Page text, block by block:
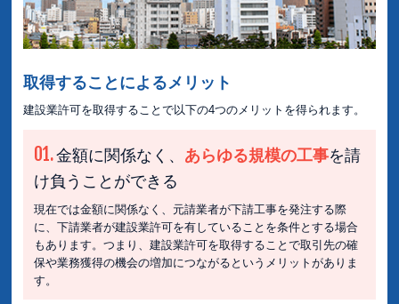
取得することによるメリット
建設業許可を取得することで以下の4つのメリットを得られます。
01.金額に関係なく、 あらゆる規模の工事を請
け負うことができる
現在では金額に関係なく、元請業者が下請工事を発注する際
に、下請業者が建設業許可を有していることを条件とする場合
もあります。つまり、建設業許可を取得することで取引先の確
保や業務獲得の機会の増加につながるというメリットがありま
す。